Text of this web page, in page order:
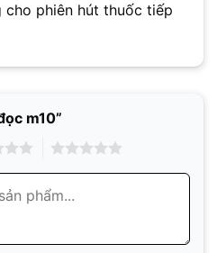
cho phiên hút thuốc tiếp
m10”